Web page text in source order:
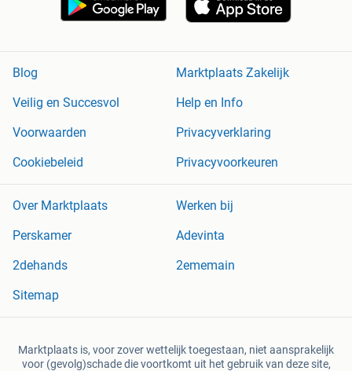
Blog
Marktplaats Zakelijk
Veilig en Succesvol
Help en Info
Voorwaarden
Privacyverklaring
Cookiebeleid
Privacyvoorkeuren
Over Marktplaats
Werken bij
Perskamer
Adevinta
2dehands
2ememain
Sitemap
Marktplaats is, voor zover wettelijk toegestaan, niet aansprakelijk
voor (gevolg)schade die voortkomt uit het gebruik van deze site,